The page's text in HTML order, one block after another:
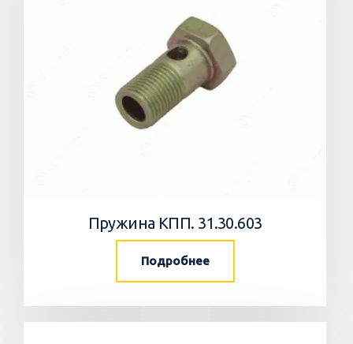
Пружина КПП. 31.30.603
Подробнее